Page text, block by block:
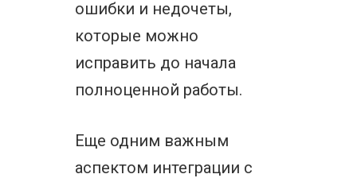
ошибки и недочеты,
которые можно
исправить до начала
полноценной работы.
Еще одним важным
аспектом интеграции с